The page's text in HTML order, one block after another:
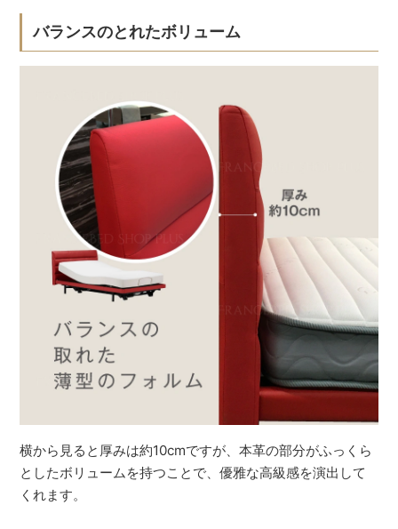
バランスのとれたボリューム
横から見ると厚みは約10cmですが、本革の部分がふっくら
としたボリュームを持つことで、優雅な高級感を演出して
くれます。